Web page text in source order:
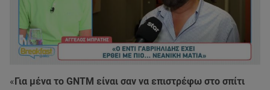
«Για μένα το GNTM είναι σαν να επιστρέφω στο σπίτι